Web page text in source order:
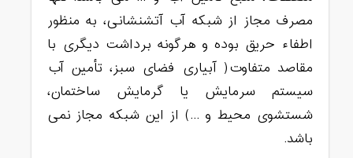
مصرف مجاز از شبکه آب آتشنشانی، به منظور
اطفاء حریق بوده و هرگونه برداشت دیگری با
مقاصد متفاوت( آبیاری فضای سبز، تأمین آب
سیستم سرمایش یا گرمایش ساختمان،
شستشوی محیط و …) از این شبکه مجاز نمی
باشد.